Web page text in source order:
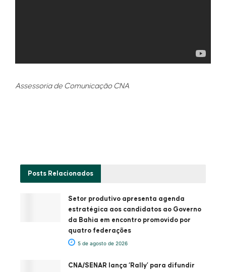
Assessoria de Comunicação CNA
Posts Relacionados
Setor produtivo apresenta agenda
estratégica aos candidatos ao Governo
da Bahia em encontro promovido por
quatro federações
5 de agosto de 2026
CNA/SENAR lança ‘Rally’ para difundir